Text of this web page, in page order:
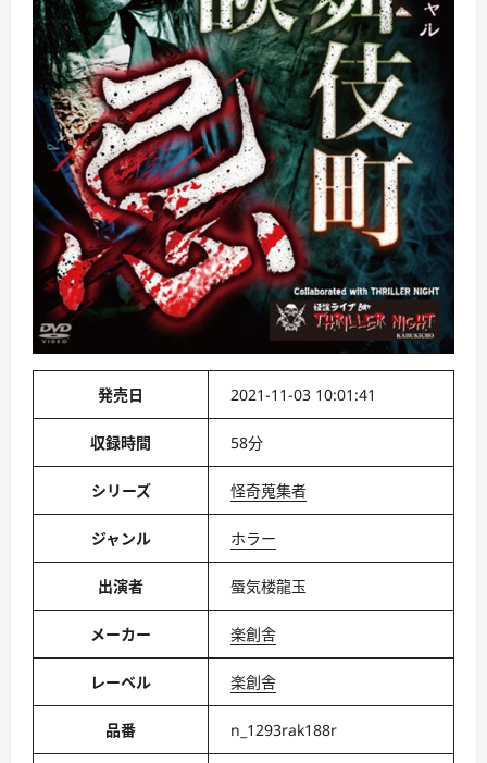
発売日 2021-11-03 10:01:41
収録時間 58分
シリーズ 怪奇蒐集者
ジャンル ホラー
出演者 蜃気楼龍玉
メーカー 楽創舎
レーベル 楽創舎
品番 n_1293rak188r